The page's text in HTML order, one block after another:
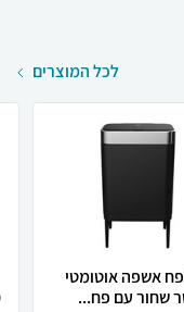
לכל המוצרים
Talro פח אשפה אוטומטי